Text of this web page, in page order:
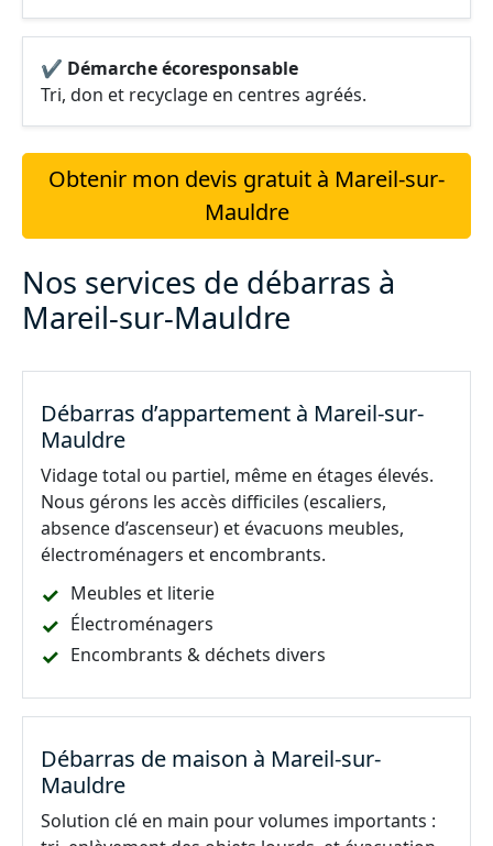
✔ Démarche écoresponsable
Tri, don et recyclage en centres agréés.
Obtenir mon devis gratuit à Mareil-sur-
Mauldre
Nos services de débarras à
Mareil-sur-Mauldre
Débarras d’appartement à Mareil-sur-
Mauldre
Vidage total ou partiel, même en étages élevés.
Nous gérons les accès difficiles (escaliers,
absence d’ascenseur) et évacuons meubles,
électroménagers et encombrants.
Meubles et literie
Électroménagers
Encombrants & déchets divers
Débarras de maison à Mareil-sur-
Mauldre
Solution clé en main pour volumes importants :